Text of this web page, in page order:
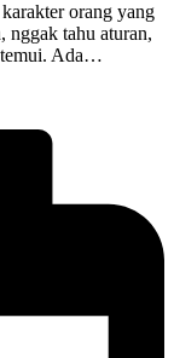
orang yang
nggak tahu aturan,
temui. Ada…